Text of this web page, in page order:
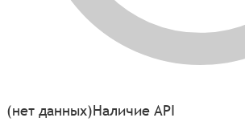
(нет данных)Наличие API